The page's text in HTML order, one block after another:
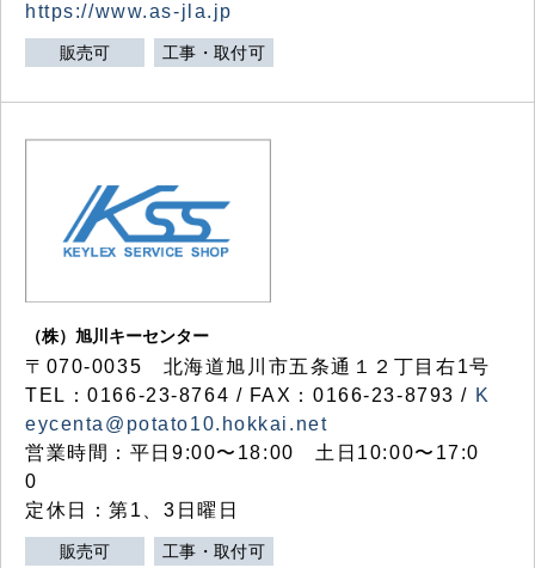
https://www.as-jla.jp
販売可 工事・取付可
（株）旭川キーセンター
〒070-0035 北海道旭川市五条通１２丁目右1号
TEL：0166-23-8764 / FAX：0166-23-8793 / K
eycenta@potato10.hokkai.net
営業時間：平日9:00〜18:00 土日10:00〜17:0
0
定休日：第1、3日曜日
販売可 工事・取付可